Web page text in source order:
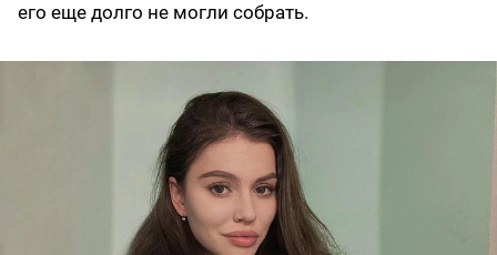
его еще долго не могли собрать.